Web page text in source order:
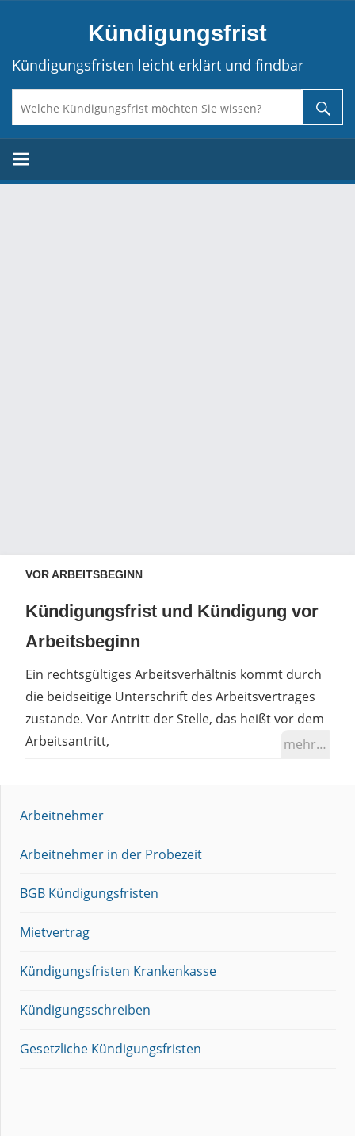
Kündigungsfrist
Kündigungsfristen leicht erklärt und findbar
VOR ARBEITSBEGINN
Kündigungsfrist und Kündigung vor
Arbeitsbeginn
Ein rechtsgültiges Arbeitsverhältnis kommt durch
die beidseitige Unterschrift des Arbeitsvertrages
zustande. Vor Antritt der Stelle, das heißt vor dem
Arbeitsantritt,
mehr…
Arbeitnehmer
Arbeitnehmer in der Probezeit
BGB Kündigungsfristen
Mietvertrag
Kündigungsfristen Krankenkasse
Kündigungsschreiben
Gesetzliche Kündigungsfristen